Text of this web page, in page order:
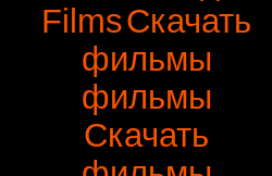
FilmsСкачать
фильмы
фильмы
Скачать